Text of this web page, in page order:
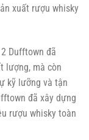
xuất rượu whisky
Dufftown đã
lượng, mà còn
kỹ lưỡng và tận
đã xây dựng
rượu whisky toàn